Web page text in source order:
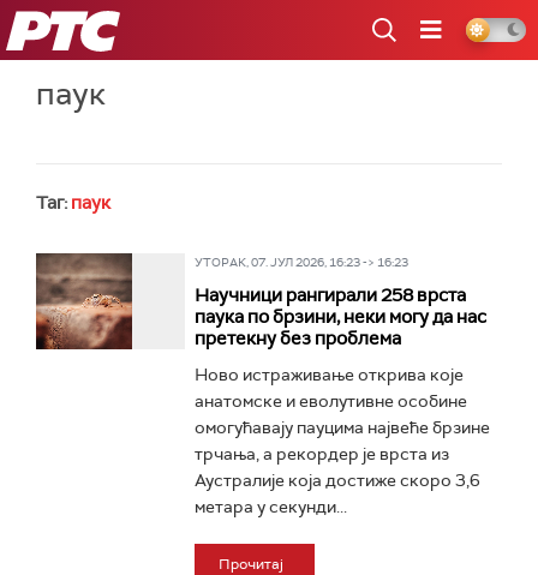
РТС
паук
Таг: паук
УТОРАК, 07. ЈУЛ 2026, 16:23 -> 16:23
Научници рангирали 258 врста
паука по брзини, неки могу да нас
претекну без проблема
Ново истраживање открива које
анатомске и еволутивне особине
омогућавају пауцима највеће брзине
трчања, а рекордер је врста из
Аустралије која достиже скоро 3,6
метара у секунди...
Прочитај